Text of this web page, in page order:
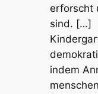
erforscht
sind. […]
indem